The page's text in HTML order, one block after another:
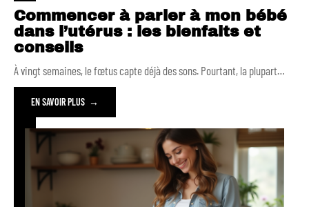
Commencer à parler à mon bébé
dans l’utérus : les bienfaits et
conseils
À vingt semaines, le fœtus capte déjà des sons. Pourtant, la plupart…
EN SAVOIR PLUS